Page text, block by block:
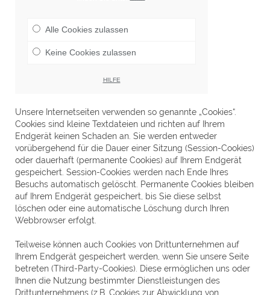
Alle Cookies zulassen
Keine Cookies zulassen
HILFE
Unsere Internetseiten verwenden so genannte „Cookies“.
Cookies sind kleine Textdateien und richten auf Ihrem
Endgerät keinen Schaden an. Sie werden entweder
vorübergehend für die Dauer einer Sitzung (Session-Cookies)
oder dauerhaft (permanente Cookies) auf Ihrem Endgerät
gespeichert. Session-Cookies werden nach Ende Ihres
Besuchs automatisch gelöscht. Permanente Cookies bleiben
auf Ihrem Endgerät gespeichert, bis Sie diese selbst
löschen oder eine automatische Löschung durch Ihren
Webbrowser erfolgt.
Teilweise können auch Cookies von Drittunternehmen auf
Ihrem Endgerät gespeichert werden, wenn Sie unsere Seite
betreten (Third-Party-Cookies). Diese ermöglichen uns oder
Ihnen die Nutzung bestimmter Dienstleistungen des
Drittunternehmens (z.B. Cookies zur Abwicklung von